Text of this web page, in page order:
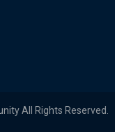
All Rights Reserved.